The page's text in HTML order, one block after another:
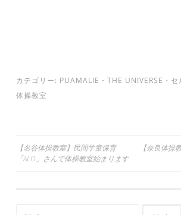
カテゴリー: PUAMALIE ・ THE UNIVERSE ・ セ
体操教室
投
【名谷体操教室】民間学童保育
「ALO」さんで体操教室始まります
【奈良体操